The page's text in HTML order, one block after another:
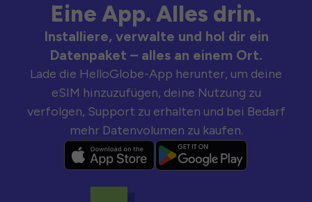
Eine App. Alles drin.
Installiere, verwalte und hol dir ein
Datenpaket – alles an einem Ort.
Lade die HelloGlobe-App herunter, um deine
eSIM hinzuzufügen, deine Nutzung zu
verfolgen, Support zu erhalten und bei Bedarf
mehr Datenvolumen zu kaufen.